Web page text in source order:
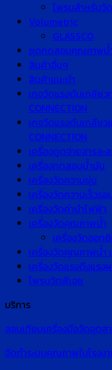
โพรบสำหรับ
Volumetric
GLASSCO
ชุดทดสอบคุณภาพน้
สินค้าอื่นๆ
สินค้าแนะนำ
เกจวัดแรงดันเกลียว
CONNECTION
เกจวัดแรงดันเกลียว
CONNECTION
เครื่องดูดจ่ายสารล
เครื่องทดสอบน้ำมัน
เครื่องวัดความขุ่น
เครื่องวัดความเร็วรอ
เครื่องวัดค่านำไฟฟ้า
เครื่องวัดคุณภาพน้ำ
เครื่องวัดออกซิ
เครื่องวัดคุณภาพน้ำ
เครื่องวัดแรงดึงแรง
โพรบวัดพีเอช
บริการ
สอบเทียบเครื่องมือวัดอุตส
จัดทำระบบคุณภาพในโรงง